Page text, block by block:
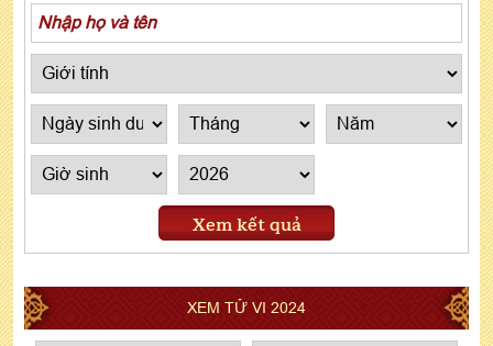
Xem kết quả
XEM TỬ VI 2024